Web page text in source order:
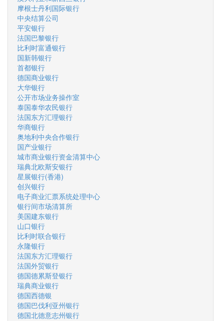
摩根士丹利国际银行
中央结算公司
平安银行
法国巴黎银行
比利时富通银行
国新韩银行
首都银行
德国商业银行
大华银行
公开市场业务操作室
泰国泰华农民银行
法国东方汇理银行
华商银行
奥地利中央合作银行
国产业银行
城市商业银行资金清算中心
瑞典北欧斯安银行
星展银行(香港)
创兴银行
电子商业汇票系统处理中心
银行间市场清算所
美国建东银行
山口银行
比利时联合银行
永隆银行
法国东方汇理银行
法国外贸银行
德国德累斯登银行
瑞典商业银行
德国西德银
德国巴伐利亚州银行
德国北德意志州银行